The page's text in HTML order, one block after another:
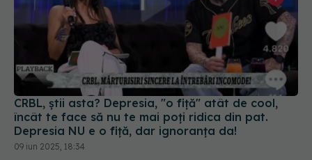
CRBL, știi asta? Depresia, "o fiță" atât de cool,
încât te face să nu te mai poți ridica din pat.
Depresia NU e o fiță, dar ignoranța da!
09 iun 2025, 18:34